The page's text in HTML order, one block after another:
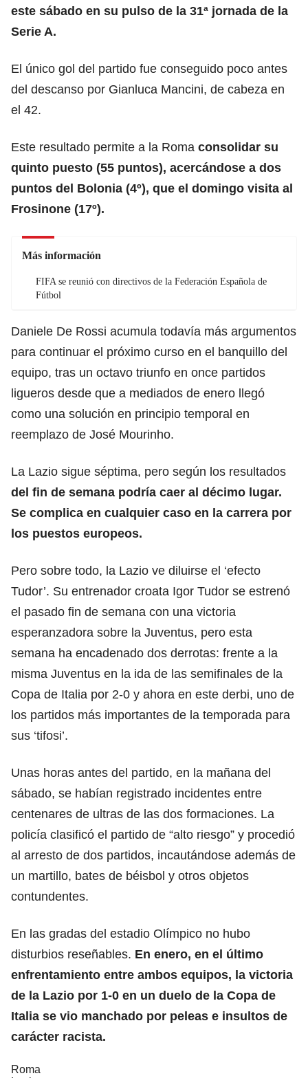
este sábado en su pulso de la 31ª jornada de la
Serie A.
El único gol del partido fue conseguido poco antes
del descanso por Gianluca Mancini, de cabeza en
el 42.
Este resultado permite a la Roma consolidar su
quinto puesto (55 puntos), acercándose a dos
puntos del Bolonia (4º), que el domingo visita al
Frosinone (17º).
Más información
FIFA se reunió con directivos de la Federación Española de
Fútbol
Daniele De Rossi acumula todavía más argumentos
para continuar el próximo curso en el banquillo del
equipo, tras un octavo triunfo en once partidos
ligueros desde que a mediados de enero llegó
como una solución en principio temporal en
reemplazo de José Mourinho.
La Lazio sigue séptima, pero según los resultados
del fin de semana podría caer al décimo lugar.
Se complica en cualquier caso en la carrera por
los puestos europeos.
Pero sobre todo, la Lazio ve diluirse el ‘efecto
Tudor’. Su entrenador croata Igor Tudor se estrenó
el pasado fin de semana con una victoria
esperanzadora sobre la Juventus, pero esta
semana ha encadenado dos derrotas: frente a la
misma Juventus en la ida de las semifinales de la
Copa de Italia por 2-0 y ahora en este derbi, uno de
los partidos más importantes de la temporada para
sus ‘tifosi’.
Unas horas antes del partido, en la mañana del
sábado, se habían registrado incidentes entre
centenares de ultras de las dos formaciones. La
policía clasificó el partido de “alto riesgo” y procedió
al arresto de dos partidos, incautándose además de
un martillo, bates de béisbol y otros objetos
contundentes.
En las gradas del estadio Olímpico no hubo
disturbios reseñables. En enero, en el último
enfrentamiento entre ambos equipos, la victoria
de la Lazio por 1-0 en un duelo de la Copa de
Italia se vio manchado por peleas e insultos de
carácter racista.
Roma